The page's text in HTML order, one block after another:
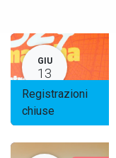
GIU
13
Registrazioni
chiuse